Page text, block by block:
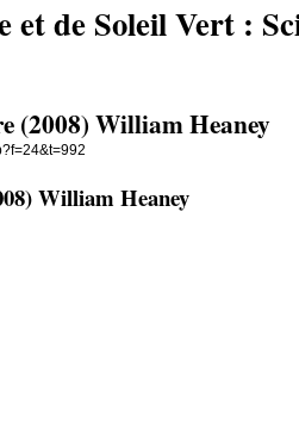
et de Soleil Vert :
(2008) William Heaney
William Heaney